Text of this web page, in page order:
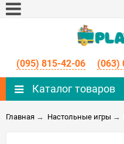
(095) 815-42-06 (063)
Каталог товаров
Главная → Настольные игры →